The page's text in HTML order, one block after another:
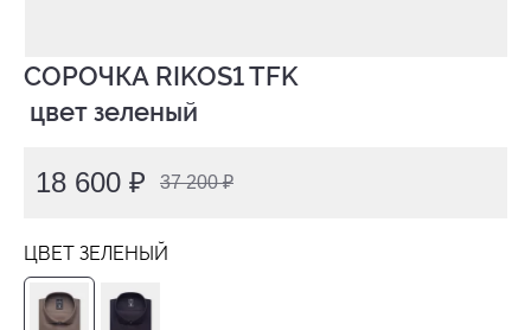
СОРОЧКА RIKOS1 TFK
цвет зеленый
18 600 ₽ 37 200 ₽
ЦВЕТ ЗЕЛЕНЫЙ